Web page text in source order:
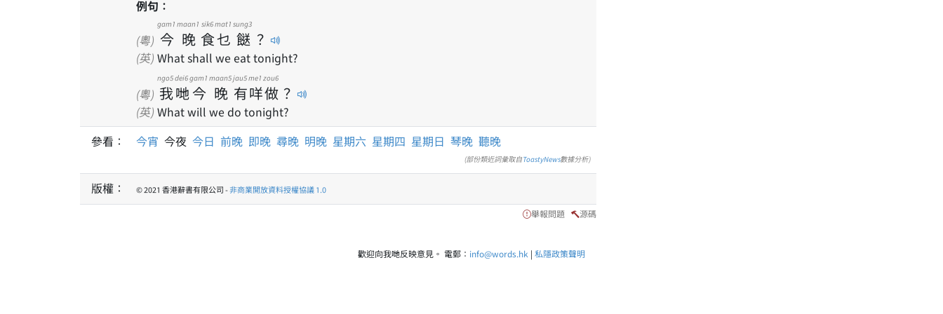
例句：
(粵) 今
gam1
晚
maan1
食
sik6
乜
mat1
餸
sung3
？
(英) What shall we eat tonight?
(粵) 我
ngo5
哋
dei6
今
gam1
晚
maan5
有
jau5
咩
me1
做
zou6
？
(英) What will we do tonight?
參看：
今宵 今夜 今日 前晚 即晚 尋晚 明晚 星期六 星期四 星期日 琴晚 聽晚
(部份類近詞彙取自ToastyNews數據分析)
版權： © 2021 香港辭書有限公司 -非商業開放資料授權協議 1.0
舉報問題 源碼
歡迎向我哋反映意見。 電郵： info@words.hk | 私隱政策聲明